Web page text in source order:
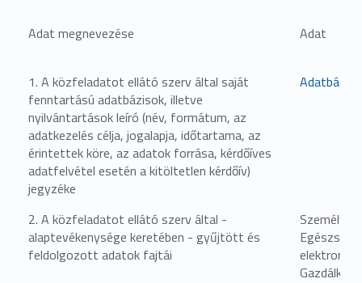
Adat megnevezése Adat
1. A közfeladatot ellátó szerv által saját
fenntartású adatbázisok, illetve
nyilvántartások leíró (név, formátum, az
adatkezelés célja, jogalapja, időtartama, az
érintettek köre, az adatok forrása, kérdőíves
adatfelvétel esetén a kitöltetlen kérdőív)
jegyzéke
2. A közfeladatot ellátó szerv által -
alaptevékenysége keretében - gyűjtött és
feldolgozott adatok fajtái